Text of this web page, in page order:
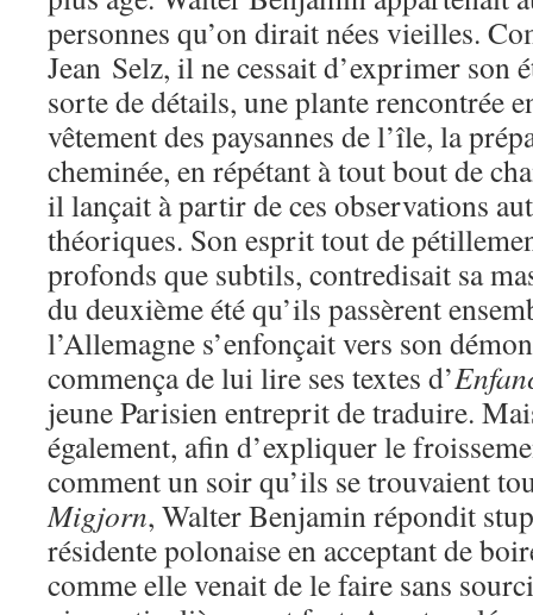
personnes qu’on dirait nées vieilles.
Jean Selz, il ne cessait d’exprimer son
sorte de détails, une plante rencontrée
vêtement des paysannes de l’île, la
cheminée, en répétant à tout bout de
il lançait à partir de ces observations
théoriques. Son esprit tout de
profonds que subtils, contredisait sa
du deuxième été qu’ils passèrent
l’Allemagne s’enfonçait vers son
commença de lui lire ses textes d’
jeune Parisien entreprit de traduire.
également, afin d’expliquer le
comment un soir qu’ils se trouvaient
Migjorn, Walter Benjamin répondit
résidente polonaise en acceptant de
comme elle venait de le faire sans